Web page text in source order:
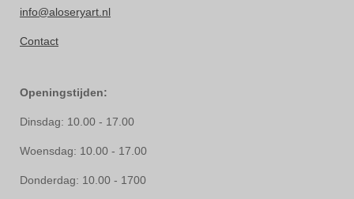
info@aloseryart.nl
Contact
Openingstijden:
Dinsdag: 10.00 - 17.00
Woensdag: 10.00 - 17.00
Donderdag: 10.00 - 1700